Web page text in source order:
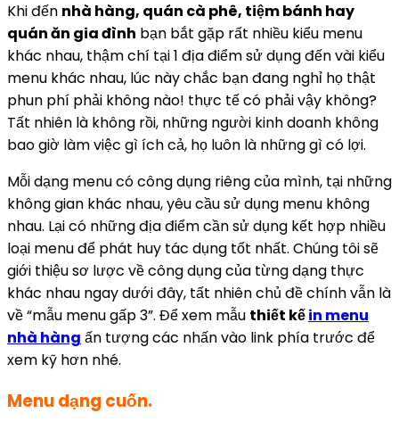
Khi đến nhà hàng, quán cà phê, tiệm bánh hay
quán ăn gia đình bạn bắt gặp rất nhiều kiểu menu
khác nhau, thậm chí tại 1 địa điểm sử dụng đến vài kiểu
menu khác nhau, lúc này chắc bạn đang nghỉ họ thật
phun phí phải không nào! thực tế có phải vậy không?
Tất nhiên là không rồi, những người kinh doanh không
bao giờ làm việc gì ích cả, họ luôn là những gì có lợi.
Mỗi dạng menu có công dụng riêng của mình, tại những
không gian khác nhau, yêu cầu sử dụng menu không
nhau. Lại có những địa điểm cần sử dụng kết hợp nhiều
loại menu để phát huy tác dụng tốt nhất. Chúng tôi sẽ
giới thiệu sơ lược về công dụng của từng dạng thực
khác nhau ngay dưới đây, tất nhiên chủ đề chính vẫn là
về “mẫu menu gấp 3”. Để xem mẫu thiết kếin menu
nhà hàng ấn tượng các nhấn vào link phía trước để
xem kỹ hơn nhé.
Menu dạng cuốn.